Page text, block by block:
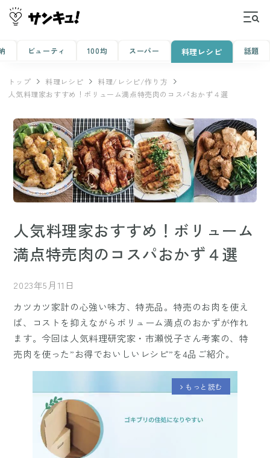
ビューティ 100均 スーパー 料理レシピ 話題
トップ 料理レシピ
料理/レシピ/作り方
人気料理家おすすめ！ボリューム満点特売肉のコスパおかず４選
人気料理家おすすめ！ボリューム
満点特売肉のコスパおかず４選
2023年5月11日
カツカツ家計の心強い味方、特売品。特売のお肉を使え
ば、コストを抑えながらボリューム満点のおかずが作れ
ます。今回は人気料理研究家・市瀬悦子さん考案の、特
売肉を使った”お得でおいしいレシピ”を4品ご紹介。
arrow_forward_ios もっと読む